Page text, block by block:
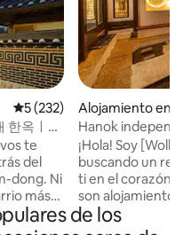
Calificación promedio: 5 de
5 (232)
한옥ㅣ웰
테이
te
dong. Ni
más
callejón,
Alojamiento en
Hanok
Gyeongbok#2
interior#Jacuzzi
¡Hola! Soy
buscando un
ti en el corazón de Seúl?
son alojamientos
un equipo por
alojamiento
de los